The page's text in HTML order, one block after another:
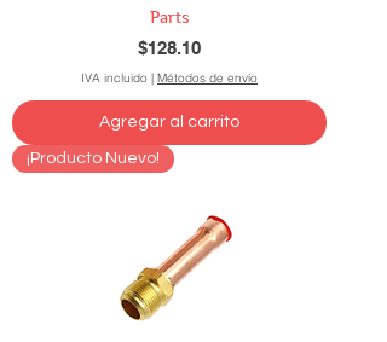
Parts
Precio
$128.10
IVA incluido | Métodos de envío
Agregar al carrito
¡Producto Nuevo!